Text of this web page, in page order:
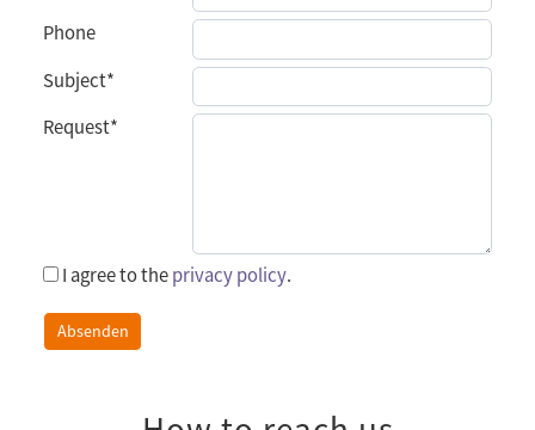
Phone
Subject*
Request*
I agree to theprivacy policy.